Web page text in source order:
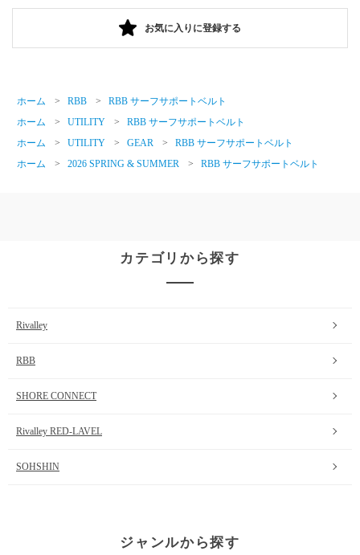
お気に入りに登録する
ホーム > RBB >
RBB サーフサポートベルト
ホーム
> UTILITY >
RBB サーフサポートベルト
ホーム
> UTILITY > GEAR >
RBB サーフサポートベルト
ホーム
> 2026 SPRING & SUMMER > RBB サーフサポートベルト
カテゴリから探す
Rivalley
RBB
SHORE CONNECT
Rivalley RED-LAVEL
SOHSHIN
ジャンルから探す